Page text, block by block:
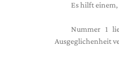
Es hilft
Nummer 1
Ausgeglichenheit